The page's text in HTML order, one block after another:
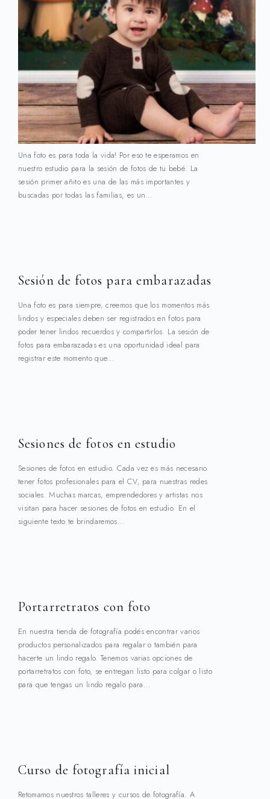
Una foto es para toda la vida! Por eso te esperamos en
nuestro estudio para la sesión de fotos de tu bebé. La
sesión primer añito es una de las más importantes y
buscadas por todas las familias, es un…
Sesión de fotos para embarazadas
Una foto es para siempre, creemos que los momentos más
lindos y especiales deben ser registrados en fotos para
poder tener lindos recuerdos y compartirlos. La sesión de
fotos para embarazadas es una oportunidad ideal para
registrar este momento que…
Sesiones de fotos en estudio
Sesiones de fotos en estudio. Cada vez es más necesario
tener fotos profesionales para el CV, para nuestras redes
sociales. Muchas marcas, emprendedores y artistas nos
visitan para hacer sesiones de fotos en estudio. En el
siguiente texto te brindaremos…
Portarretratos con foto
En nuestra tienda de fotografía podés encontrar varios
productos personalizados para regalar o también para
hacerte un lindo regalo. Tenemos varias opciones de
portarretratos con foto, se entregan listo para colgar o listo
para que tengas un lindo regalo para…
Curso de fotografía inicial
Retomamos nuestros talleres y cursos de fotografía. A